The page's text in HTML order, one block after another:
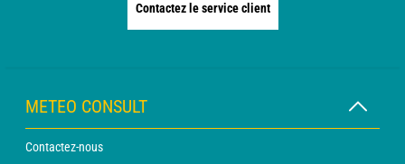
Contactez le service client
METEO CONSULT
Contactez-nous